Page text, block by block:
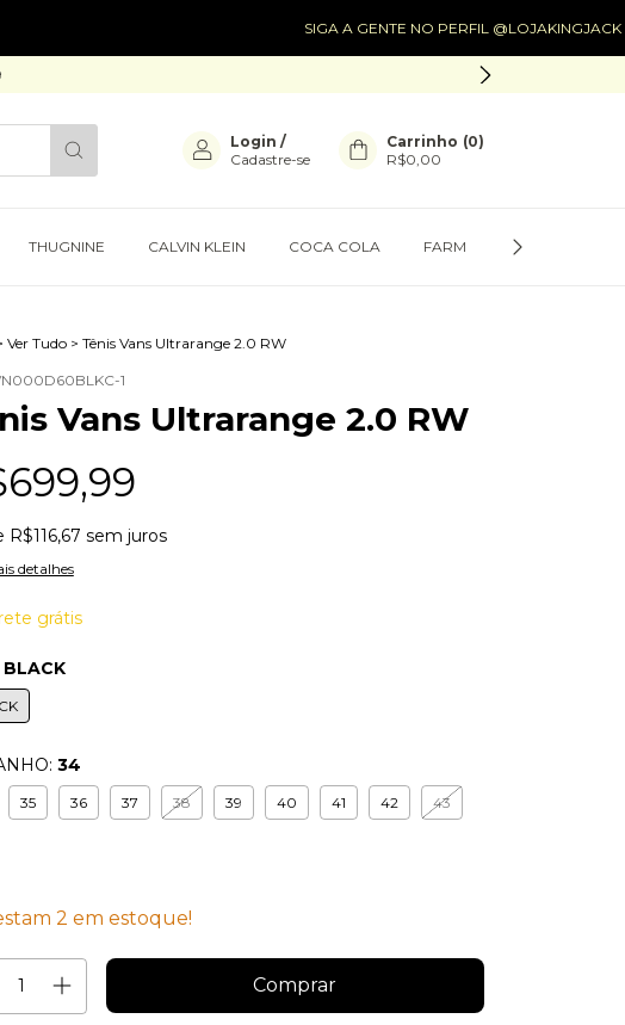
SIGA A GENTE NO PERFIL @LOJAKINGJACK
Login /
Cadastre-se
Carrinho (0)
R$0,00
THUGNINE CALVIN KLEIN COCA COLA FARM PRESENTES
Ver Tudo > Tênis Vans Ultrarange 2.0 RW
1
Vans Ultrarange 2.0 RW
R$116,67 sem juros
detalhes
grátis
BLACK
34
35 36 37 38 39 40 41 42 43
2 em estoque!